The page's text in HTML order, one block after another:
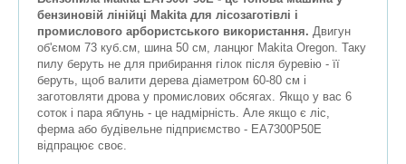
бензиновій лінійці Makita для лісозаготівлі і
промислового арбористського використання. Двигун
об'ємом 73 куб.см, шина 50 см, ланцюг Makita Oregon. Таку
пилу беруть не для прибирання гілок після буревію - її
беруть, щоб валити дерева діаметром 60-80 см і
заготовляти дрова у промислових обсягах. Якщо у вас 6
соток і пара яблунь - це надмірність. Але якщо є ліс,
ферма або будівельне підприємство - EA7300P50E
відпрацює своє.